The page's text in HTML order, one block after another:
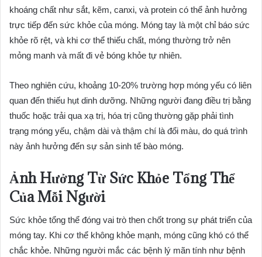
khoáng chất như sắt, kẽm, canxi, và protein có thể ảnh hưởng
trực tiếp đến sức khỏe của móng. Móng tay là một chỉ báo sức
khỏe rõ rệt, và khi cơ thể thiếu chất, móng thường trở nên
mỏng manh và mất đi vẻ bóng khỏe tự nhiên.
Theo nghiên cứu, khoảng 10-20% trường hợp móng yếu có liên
quan đến thiếu hụt dinh dưỡng. Những người đang điều trị bằng
thuốc hoặc trải qua xạ trị, hóa trị cũng thường gặp phải tình
trạng móng yếu, chậm dài và thậm chí là đổi màu, do quá trình
này ảnh hưởng đến sự sản sinh tế bào móng.
Ảnh Hưởng Từ Sức Khỏe Tổng Thể
Của Mỗi Người
Sức khỏe tổng thể đóng vai trò then chốt trong sự phát triển của
móng tay. Khi cơ thể không khỏe mạnh, móng cũng khó có thể
chắc khỏe. Những người mắc các bệnh lý mãn tính như bệnh